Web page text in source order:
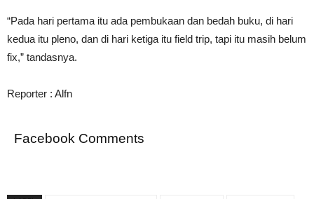
“Pada hari pertama itu ada pembukaan dan bedah buku, di hari
kedua itu pleno, dan di hari ketiga itu field trip, tapi itu masih belum
fix,” tandasnya.
Reporter : Alfn
Facebook Comments